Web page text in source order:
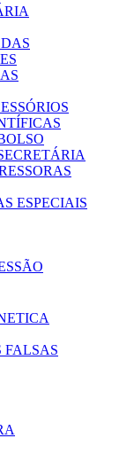
ESPECIAIS
FALSAS